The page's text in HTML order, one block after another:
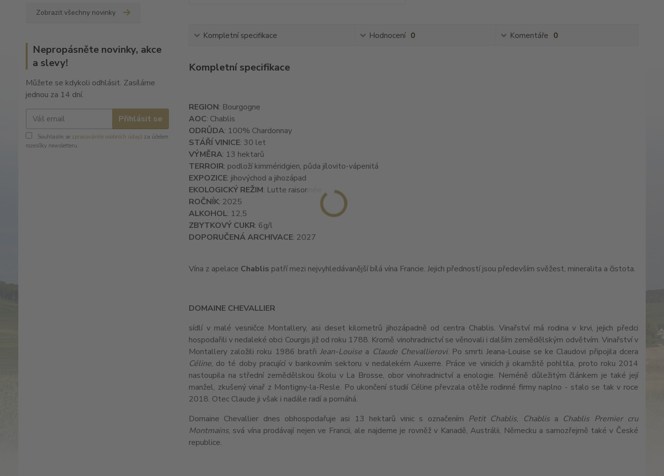
Zobrazit všechny novinky
Nepropásněte novinky, akce
a slevy!
Můžete se kdykoli odhlásit. Zasíláme
jednou za 14 dní.
Přihlásit se
Souhlasím se zpracováním osobních údajů za účelem
rozesílky newsletteru.
Kompletní specifikace Hodnocení 0 Komentáře 0
Kompletní specifikace
REGION: Bourgogne
AOC: Chablis
ODRŮDA: 100% Chardonnay
STÁŘÍ VINICE: 30 let
VÝMĚRA: 13 hektarů
TERROIR: podloží kimméridgien, půda jílovito-vápenitá
EXPOZICE: jihovýchod a jihozápad
EKOLOGICKÝ REŽIM: Lutte raisonnée
ROČNÍK: 2025
ALKOHOL: 12,5
ZBYTKOVÝ CUKR: 6g/l
DOPORUČENÁ ARCHIVACE: 2027
Vína z apelace Chablis patří mezi nejvyhledávanější bílá vína Francie. Jejich předností jsou především svěžest, mineralita a čistota.
DOMAINE CHEVALLIER
sídlí v malé vesničce Montallery, asi deset kilometrů jihozápadně od centra Chablis. Vinařství má rodina v krvi, jejich předci
hospodařili v nedaleké obci Courgis již od roku 1788. Kromě vinohradnictví se věnovali i dalším zemědělským odvětvím. Vinařství v
Montallery založili roku 1986 bratřiJean-Louise a Claude Chevallierovi. Po smrti Jeana-Louise se ke Claudovi připojila dcera
Céline, do té doby pracující v bankovním sektoru v nedalekém Auxerre. Práce ve vinicích ji okamžitě pohltila, proto roku 2014
nastoupila na střední zemědělskou školu v La Brosse, obor vinohradnictví a enologie. Neméně důležitým článkem je také její
manžel, zkušený vinař z Montigny-la-Resle. Po ukončení studií Céline převzala otěže rodinné firmy naplno - stalo se tak v roce
2018. Otec Claude ji však i nadále radí a pomáhá.
Domaine Chevallier dnes obhospodařuje asi 13 hektarů vinic s označením Petit Chablis, Chablisa Chablis Premier cru
Montmains, svá vína prodávají nejen ve Francii, ale najdeme je rovněž v Kanadě, Austrálii, Německu a samozřejmě také v České
republice.